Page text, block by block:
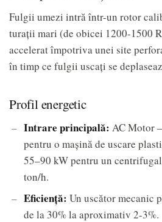
Fulgii umezi intră într-un rotor
turații mari (de obicei 1200-1500
accelerat împotriva unei site
în timp ce fulgii uscați se
Profil energetic
Intrare principală: AC Motor
pentru o mașină de uscare
55–90 kW pentru un
ton/h.
Eficienţă: Un uscător mecanic
de la 30% la aproximativ 2-3%.